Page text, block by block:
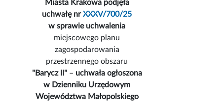
Miasta Krakowa podjęła
uchwałę nrXXXV/700/25
w sprawie uchwalenia
miejscowego planu
zagospodarowania
przestrzennego obszaru
"Barycz II"– uchwała ogłoszona
w Dzienniku Urzędowym
Województwa Małopolskiego